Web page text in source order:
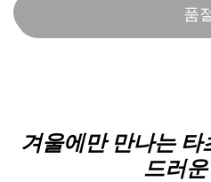
품
겨울에만 만나는
드러